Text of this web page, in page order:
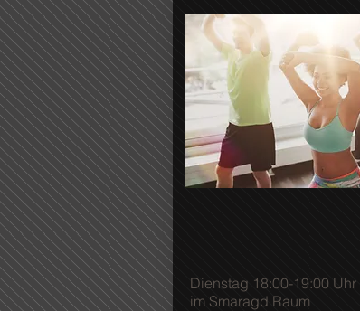
Dienstag 18:00-19:00 Uhr
im Smaragd Raum